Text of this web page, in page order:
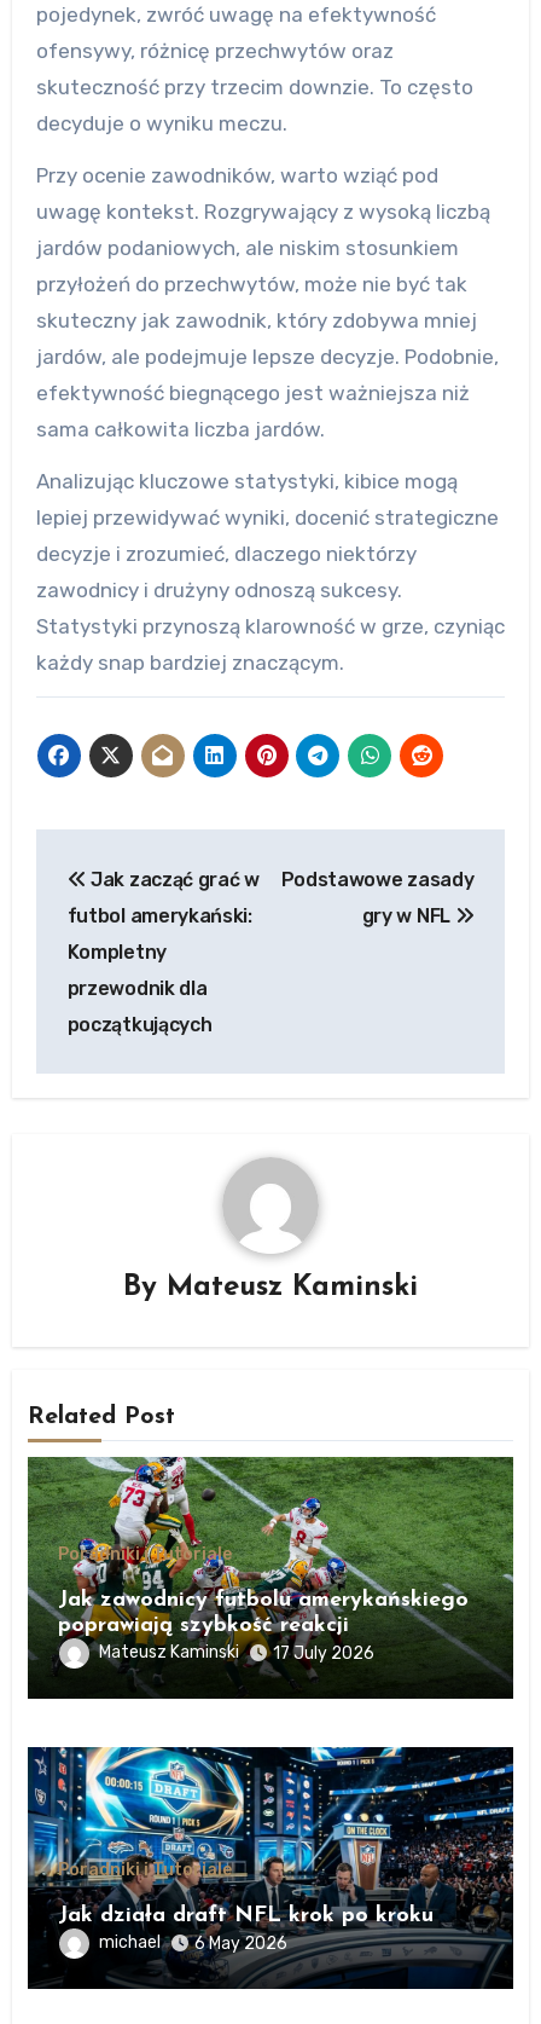
pojedynek, zwróć uwagę na efektywność
ofensywy, różnicę przechwytów oraz
skuteczność przy trzecim downzie. To często
decyduje o wyniku meczu.
Przy ocenie zawodników, warto wziąć pod
uwagę kontekst. Rozgrywający z wysoką liczbą
jardów podaniowych, ale niskim stosunkiem
przyłożeń do przechwytów, może nie być tak
skuteczny jak zawodnik, który zdobywa mniej
jardów, ale podejmuje lepsze decyzje. Podobnie,
efektywność biegnącego jest ważniejsza niż
sama całkowita liczba jardów.
Analizując kluczowe statystyki, kibice mogą
lepiej przewidywać wyniki, docenić strategiczne
decyzje i zrozumieć, dlaczego niektórzy
zawodnicy i drużyny odnoszą sukcesy.
Statystyki przynoszą klarowność w grze, czyniąc
każdy snap bardziej znaczącym.
navigation
Jak zacząć grać w
futbol amerykański:
Kompletny
przewodnik dla
początkujących
Podstawowe zasady
gry w NFL
By Mateusz Kaminski
Related Post
Poradniki i Tutoriale
Jak zawodnicy futbolu amerykańskiego
poprawiają szybkość reakcji
Mateusz Kaminski 17 July 2026
Poradniki i Tutoriale
Jak działa draft NFL krok po kroku
michael 6 May 2026